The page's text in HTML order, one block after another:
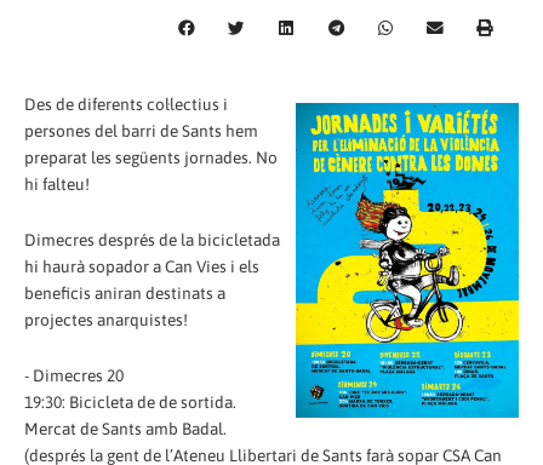
Des de diferents col·lectius i
persones del barri de Sants hem
preparat les següents jornades. No
hi falteu!
Dimecres després de la bicicletada
hi haurà sopador a Can Vies i els
beneficis aniran destinats a
projectes anarquistes!
- Dimecres 20
19:30: Bicicleta de de sortida.
Mercat de Sants amb Badal.
(després la gent de l’Ateneu Llibertari de Sants farà sopar CSA Can